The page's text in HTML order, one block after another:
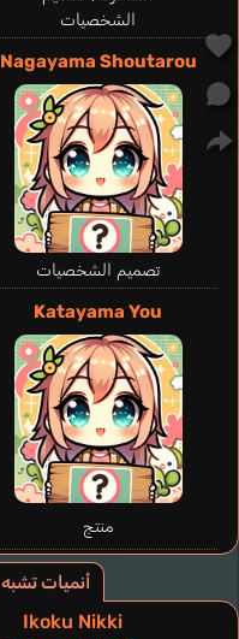
الشخصيات
Nagayama Shoutarou
تصميم الشخصيات
Katayama You
منتج
Taichi You
Kayano Ai
أنميات تشبه Awajima Hyakkei
Ikoku Nikki